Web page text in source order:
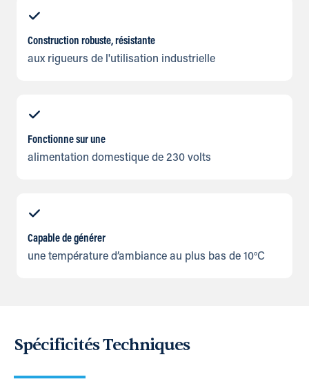
Construction robuste, résistante
aux rigueurs de l'utilisation industrielle
Fonctionne sur une
alimentation domestique de 230 volts
Capable de générer
une température d’ambiance au plus bas de 10°C
Spécificités Techniques